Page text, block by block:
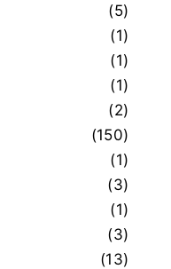
(5)
(1)
(1)
(1)
(2)
(150)
(1)
(3)
(1)
(3)
(13)